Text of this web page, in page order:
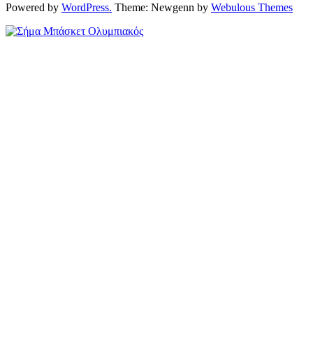
Powered by WordPress. Theme: Newgenn by Webulous Themes